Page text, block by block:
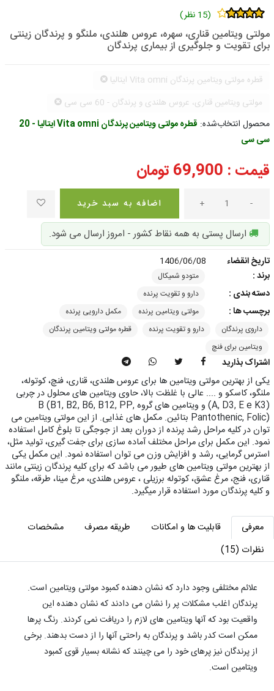
(15 نظر)
مولتی ویتامین قناری، سهره، عروس هلندی، ملنگو و پرندگان زینتی
برای تقویت و جلوگیری از بیماری پرندگان
قطره مولتی ویتامین پرندگان Vita omni ایتالیا
مولتی ویتامین قناری، عروس هلندی و پرندگان - 60 سی سی
محصول انتخاب‌شده:
قطره مولتی ویتامین پرندگان Vita omni ایتالیا - 20
سی سی
قیمت : 69,900 تومان
-
+ اضافه به سبد خرید
ارسال پستی به همه نقاط کشور - امروز ارسال می شود.
تاریخ انقضاء
1406/06/08
برند :
متودو شمیکال
دسته بندی : دارو و تقویت پرنده
برچسب ها : مولتی ویتامین پرنده
مکمل دارویی پرنده
داروی پرندگان
دارو و تقویت پرنده
قطره مولتی ویتامین پرندگان
ویتامین برای فنچ
اشتراک بذارید
یکی از بهترین مولتی ویتامین ها برای عروس هلندی، قناری، فنچ، کوتوله،
ملنگو، کاسکو و .... عالی با غلظت بالا، حاوی ویتامین های محلول در چربی
(A, D3, E e K3) و ویتامین های گروه B (B1, B2, B6, B12, PP,
Pantothenic, Folic) بتائین. مکمل های غذایی. از این مولتی ویتامین می
توان در کلیه مراحل رشد پرنده از دوران بعد از جوجگی تا بلوغ کامل استفاده
نمود. این مکمل برای مراحل مختلف آماده سازی برای جفت گیری، تولید مثل،
استرس گرمایی، رشد و افزایش وزن می توان استفاده نمود. این مکمل یکی
از بهترین مولتی ویتامین های طیور می باشد که برای کلیه پرندگان زینتی مانند
قناری، فنج، مرغ عشق، کوتوله برزیلی ، عروس هلندی، مرغ مینا، طرقه، ملنگو
و کلیه پرندگان مورد استفاده قرار میگیرد.
معرفی قابلیت ها و امکانات طریقه مصرف
مشخصات
نظرات (15)
علائم مختلفی وجود دارد که نشان دهنده کمبود مولتی ویتامین است.
پرندگان اغلب مشکلات پر را نشان می دادند که نشان دهنده این
واقعیت بود که آنها ویتامین های لازم را دریافت نمی کردند. رنگ پرها
ممکن است کدر باشد و پرندگان به راحتی آنها را از دست بدهند. برخی
از پرندگان نیز پرهای خود را می چینند که نشانه بسیار قوی کمبود
ویتامین است.